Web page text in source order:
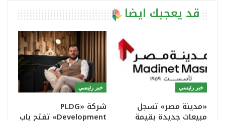
قد يعجبك ايضا
خبر رئيسي
«مدينة مصر» تسجل
مبيعات جديدة بقيمة
خبر رئيسي
شركة «PLDG
Development» تفتح باب